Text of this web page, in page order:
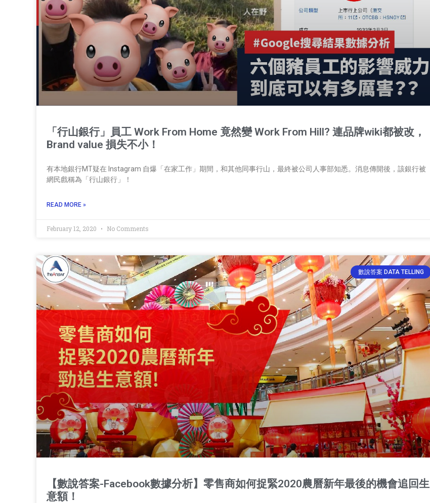
「行山銀行」員工 Work From Home 竟然變 Work From Hill? 連品牌wiki都被改，
Brand value 損失不小！
有本地銀行MT疑在 Instagram 自爆「在家工作」期間，和其他同事行山，最終被公司人事部知悉。消息傳開後，該銀行被
網民戲稱為「行山銀行」！
READ MORE »
February 12, 2020 No Comments
數說答案 DATA TELLING
【數說答案-Facebook數據分析】零售商如何捉緊2020農曆新年最後的機會追回生
意額！